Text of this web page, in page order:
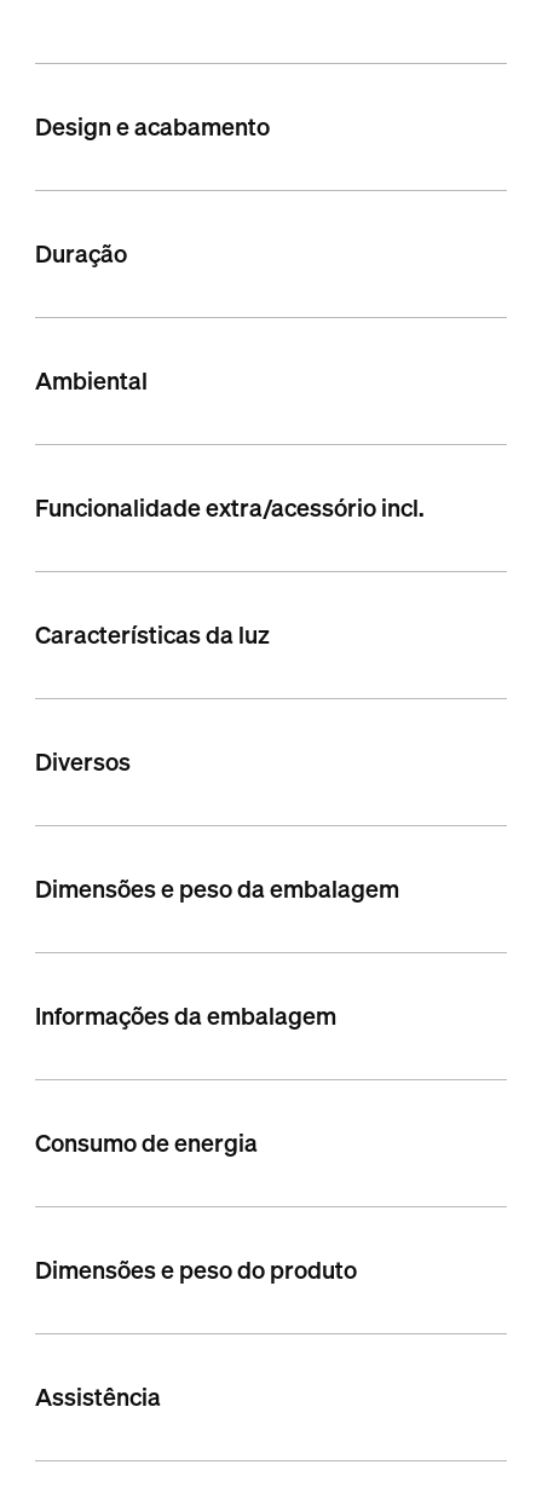
Design e acabamento
Duração
Ambiental
Funcionalidade extra/acessório incl.
Características da luz
Diversos
Dimensões e peso da embalagem
Informações da embalagem
Consumo de energia
Dimensões e peso do produto
Assistência